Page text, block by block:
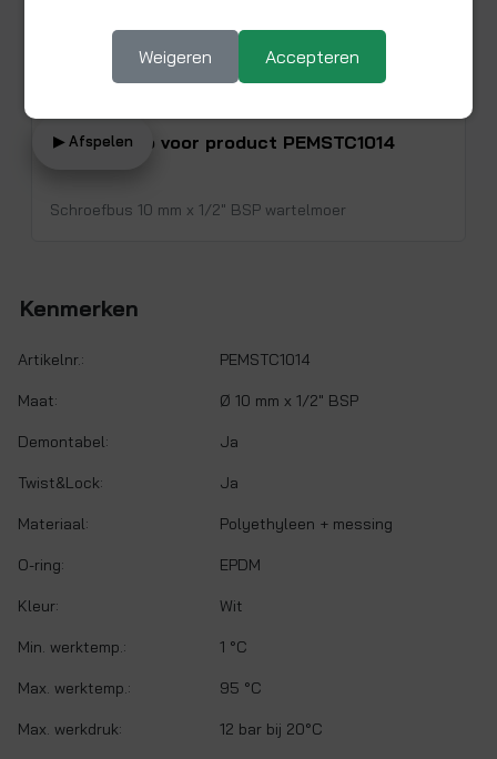
▶ Afspelen
Bekijk video voor product PEMSTC1014
Schroefbus 10 mm x 1/2" BSP wartelmoer
Kenmerken
Artikelnr.: PEMSTC1014
Maat: Ø 10 mm x 1/2" BSP
Demontabel: Ja
Twist&Lock: Ja
Materiaal: Polyethyleen + messing
O-ring: EPDM
Kleur: Wit
Min. werktemp.: 1 °C
Max. werktemp.: 95 °C
Max. werkdruk: 12 bar bij 20°C
Weigeren Accepteren